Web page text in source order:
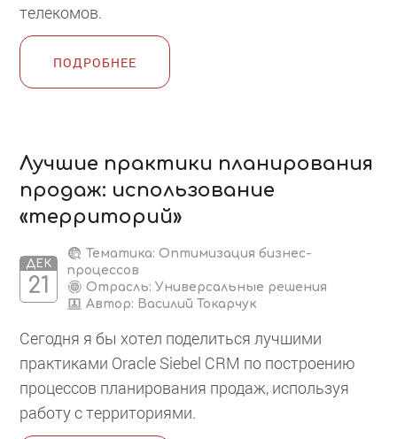
телекомов.
ПОДРОБНЕЕ
Лучшие практики планирования
продаж: использование
«территорий»
ДЕК
21
Тематика: Оптимизация бизнес-
процессов
Отрасль: Универсальные решения
Автор: Василий Токарчук
Сегодня я бы хотел поделиться лучшими
практиками Oracle Siebel CRM по построению
процессов планирования продаж, используя
работу с территориями.